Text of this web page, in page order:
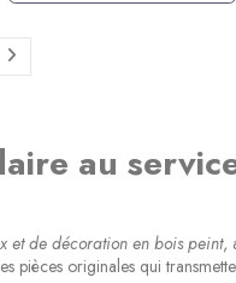
au
et de décoration en bois peint,
originales qui